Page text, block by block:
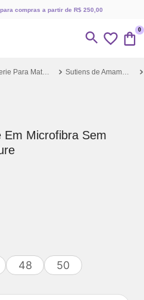
compras a partir de R$ 250,00
0
Lingerie Para Maternidade Sutiens de Amamentação
Em Microfibra Sem
48 50